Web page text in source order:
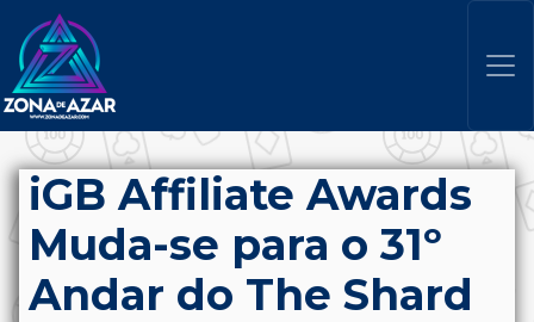
iGB Affiliate Awards
Muda-se para o 31º
Andar do The Shard